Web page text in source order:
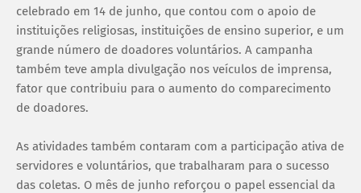
celebrado em 14 de junho, que contou com o apoio de
instituições religiosas, instituições de ensino superior, e um
grande número de doadores voluntários. A campanha
também teve ampla divulgação nos veículos de imprensa,
fator que contribuiu para o aumento do comparecimento
de doadores.
As atividades também contaram com a participação ativa de
servidores e voluntários, que trabalharam para o sucesso
das coletas. O mês de junho reforçou o papel essencial da